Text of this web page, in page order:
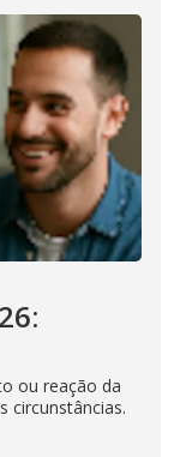
ou reação da
circunstâncias.